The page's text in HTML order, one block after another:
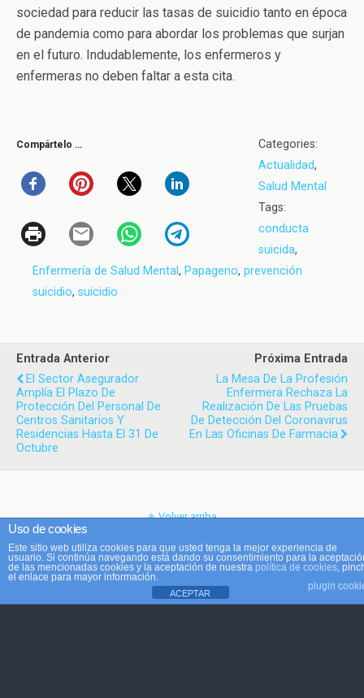
sociedad para reducir las tasas de suicidio tanto en época
de pandemia como para abordar los problemas que surjan
en el futuro. Indudablemente, los enfermeros y
enfermeras no deben faltar a esta cita.
Compártelo …
Categories:
Actualidad,
Salud Mental
Tags:
conducta
suicida,
Enfermería de Salud Mental, Papageno, prevención
suicidio, suicidio
Entrada Anterior
El Sector Asegurador
Amplía El Plazo De
Protección Del Personal De
Centros Sanitarios Y
Residencias Hasta El 31 De
Octubre
Próxima Entrada
La Mesa De La Profesión
Enfermera Rechaza La
Realización De Las Pruebas
De Detección Del Coronavirus
En Las Oficinas De Farmacia
Volver arriba
Móvil Escritorio
Uso de cookies
Este sitio web utiliza cookies para que usted tenga la mejor experiencia de
usuario. Si continúa navegando está dando su consentimiento para la
de las mencionadas cookies y la aceptación de nuestra política de cookies ,
el enlace para mayor información.
plugin
ACEPTAR